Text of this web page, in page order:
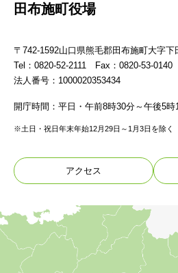
田布施町役場
〒742-1592山口県熊毛郡田布施町大字下
Tel：0820-52-2111 Fax：0820-53-0140
法人番号：1000020353434
開庁時間：平日・午前8時30分～午後5時
※土日・祝日年末年始12月29日～1月3日を除く
アクセス